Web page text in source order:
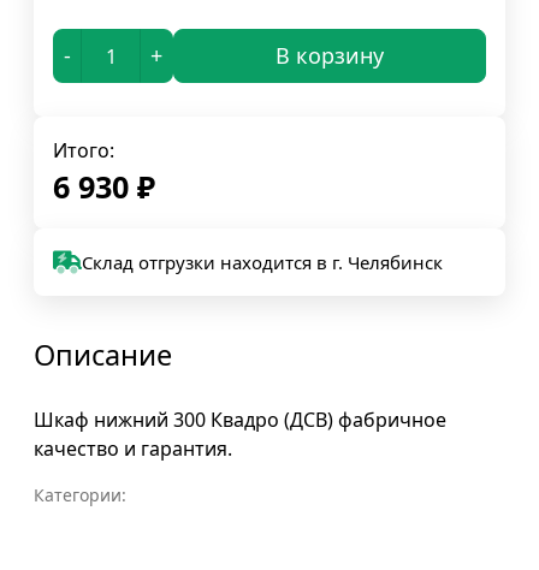
- + В корзину
Итого:
6 930 ₽
Склад отгрузки находится в г. Челябинск
Описание
Шкаф нижний 300 Квадро (ДСВ) фабричное
качество и гарантия.
Категории: